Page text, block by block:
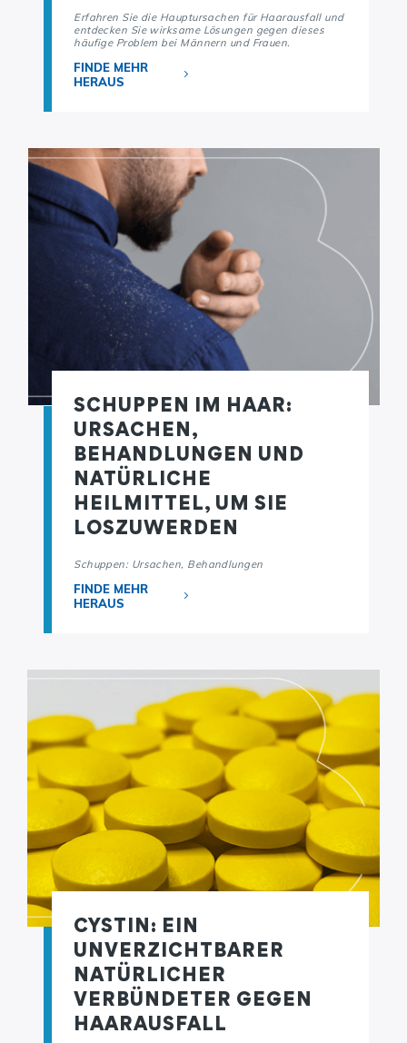
Erfahren Sie die Hauptursachen für Haarausfall und
entdecken Sie wirksame Lösungen gegen dieses
häufige Problem bei Männern und Frauen.
FINDE MEHR
HERAUS
SCHUPPEN IM HAAR:
URSACHEN,
BEHANDLUNGEN UND
NATÜRLICHE
HEILMITTEL, UM SIE
LOSZUWERDEN
Schuppen: Ursachen, Behandlungen
FINDE MEHR
HERAUS
CYSTIN: EIN
UNVERZICHTBARER
NATÜRLICHER
VERBÜNDETER GEGEN
HAARAUSFALL